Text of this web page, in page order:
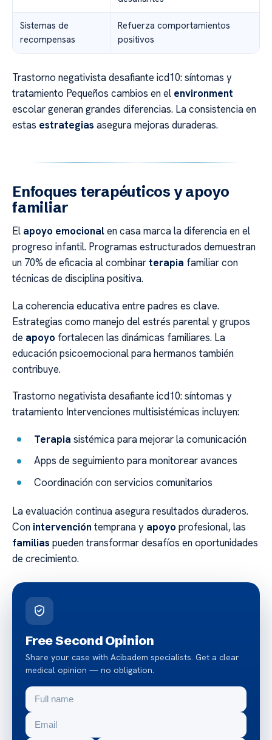
Sistemas de
recompensas
Refuerza comportamientos
positivos
Trastorno negativista desafiante icd10: síntomas y
tratamiento Pequeños cambios en el environment
escolar generan grandes diferencias. La consistencia en
estas estrategias asegura mejoras duraderas.
Enfoques terapéuticos y apoyo
familiar
El apoyo emocionalen casa marca la diferencia en el
progreso infantil. Programas estructurados demuestran
un 70% de eficacia al combinarterapia familiar con
técnicas de disciplina positiva.
La coherencia educativa entre padres es clave.
Estrategias como manejo del estrés parental y grupos
de apoyo fortalecen las dinámicas familiares. La
educación psicoemocional para hermanos también
contribuye.
Trastorno negativista desafiante icd10: síntomas y
tratamiento Intervenciones multisistémicas incluyen:
Terapia sistémica para mejorar la comunicación
Apps de seguimiento para monitorear avances
Coordinación con servicios comunitarios
La evaluación continua asegura resultados duraderos.
Con intervención temprana y apoyo profesional, las
familias pueden transformar desafíos en oportunidades
de crecimiento.
Free Second Opinion
Share your case with Acibadem specialists. Get a clear
medical opinion — no obligation.